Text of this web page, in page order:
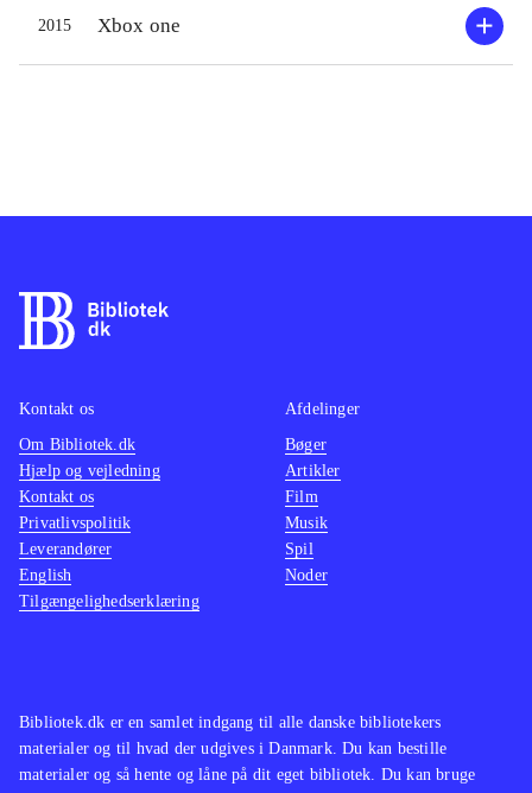
monsteret lille, men kan udvikle sig
forfriskende nyt og ofte ekstremt
med nogen på samme niveau som én
selv. Det er lykkedes udviklerne at
godt, at soldaterne først er jægerne -
men når monsteret har udviklet sig
større, er det nærmere omvendt. Der
er forskellige multiplayerbaner og -
former, som alle er ret vellykkede.
Grafik og lyd ligger i topklassen.
Solo er muligt, men det er i
Gold/Plus-abonnement. PEGI: 16 og
ikon for grimt sprog.
Lignende er fxLeft 4 dead 2, som
2015 Xbox one
Bibliotek.dk er en samlet indgang til alle danske bibliotekers
materialer og til hvad der udgives i Danmark. Du kan bestille
materialer og så hente og låne på dit eget bibliotek. Du kan bruge
Kontakt os
Om Bibliotek.dk
Hjælp og vejledning
Kontakt os
Privatlivspolitik
Leverandører
English
Tilgængelighedserklæring
Afdelinger
Bøger
Artikler
Film
Musik
Spil
Noder